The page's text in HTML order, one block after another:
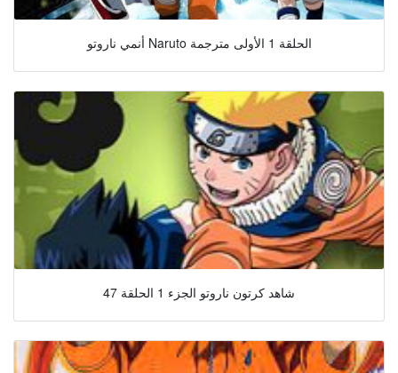
أنمي ناروتو Naruto الحلقة 1 الأولى مترجمة
شاهد كرتون ناروتو الجزء 1 الحلقة 47